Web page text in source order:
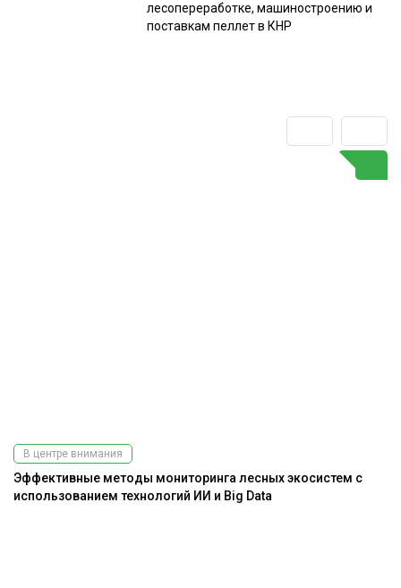
лесопереработке, машиностроению и
поставкам пеллет в КНР
В центре внимания
Эффективные методы мониторинга лесных экосистем с
использованием технологий ИИ и Big Data